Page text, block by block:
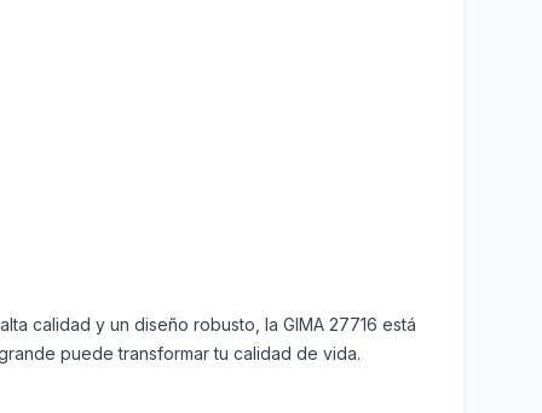
calidad y un diseño robusto, la GIMA 27716 está
puede transformar tu calidad de vida.